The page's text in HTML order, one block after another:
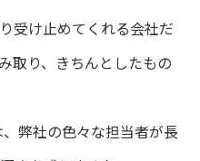
受け止めてくれる会社だ
取り、きちんとしたもの
弊社の色々な担当者が長